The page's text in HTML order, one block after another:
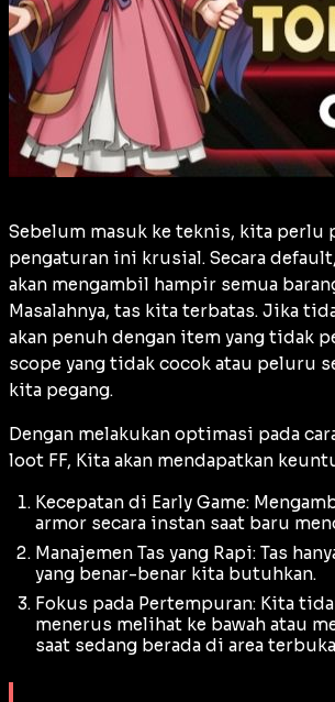
Sebelum masuk ke teknis, kita perlu
pengaturan ini krusial. Secara default
akan mengambil hampir semua
Masalahnya, tas kita terbatas. Jika
akan penuh dengan item yang tidak
scope yang tidak cocok atau peluru
kita pegang.
Dengan melakukan optimasi pada
loot FF, Kita akan mendapatkan
Kecepatan di Early Game:
armor secara instan saat baru
Manajemen Tas yang Rapi: Tas
yang benar-benar kita butuhkan.
Fokus pada Pertempuran: Kita
menerus melihat ke bawah atau
saat sedang berada di area